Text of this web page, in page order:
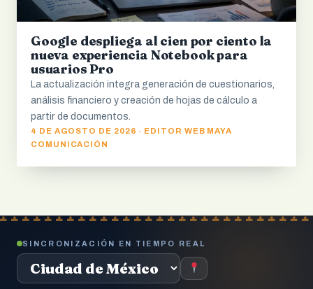
Google despliega al cien por ciento la
nueva experiencia Notebook para
usuarios Pro
La actualización integra generación de cuestionarios,
análisis financiero y creación de hojas de cálculo a
partir de documentos.
4 DE AGOSTO DE 2026 · EDITOR WEB MAYA
COMUNICACIÓN
SINCRONIZACIÓN EN TIEMPO REAL